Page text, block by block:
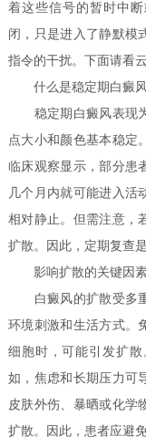
着这些信号的暂时中
闭，只是进入了静默模
指令的干扰。下面请看
什么是稳定期白癜
稳定期白癜风表现为
点大小和颜色基本稳定
临床观察显示，部分患
几个月内就可能进入活
相对静止。但需注意，
扩散。因此，定期复查是
影响扩散的关键因
白癜风的扩散受多重
环境刺激和生活方式。
细胞时，可能引发扩
如，焦虑和长期压力可
皮肤外伤、暴晒或化学
扩散。因此，患者应避